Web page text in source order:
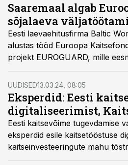
Saaremaal algab
sõjalaeva
Eesti laevaehitusfirma Baltic
alustas tööd Euroopa
projekt EUROGUARD, mille
Euroopa riikide merevägedele
poolautonoomse
UUDISED13.03.24, 08:05
Eksperdid: Eesti
digitaliseerimist,
Eesti kaitsevõime tugevdamise
eksperdid esile kaitsetööstuse
kaitseinvesteeringute mahu
kolmelt protsendilt viiele ning